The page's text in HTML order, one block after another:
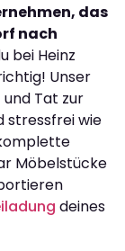
das
nach
bei Heinz
Unser
Tat zur
stressfrei wie
Möbelstücke
deines